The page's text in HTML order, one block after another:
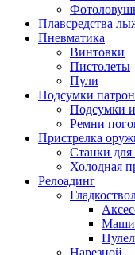
Плавсредства
Пневматика
Винтовки
Пистолеты
Пули
Подсумки
Подсумки
Ремни
Пристрелка
Станки для
Холодная
Релоадинг
Нарезной